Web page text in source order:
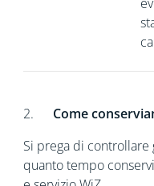
2. Come
Si prega di
quanto tempo